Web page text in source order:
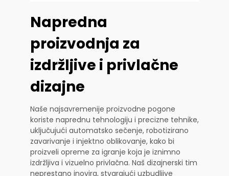
Napredna
proizvodnja za
izdržljive i privlačne
dizajne
Naše najsavremenije proizvodne pogone
koriste naprednu tehnologiju i precizne tehnike,
uključujući automatsko sečenje, robotizirano
zavarivanje i injektno oblikovanje, kako bi
proizveli opreme za igranje koja je iznimno
izdržljiva i vizuelno privlačna. Naš dizajnerski tim
neprestano inovira, stvarajući uzbudljive